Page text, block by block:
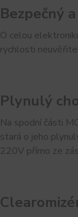
Bezpečný
O celou
rychlosti
Plynulý
Na spodní části
stará o jeho
220V přímo ze